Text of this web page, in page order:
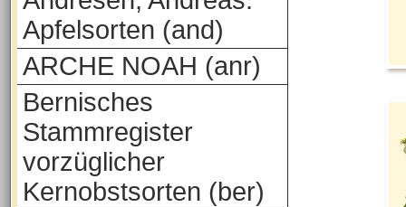
Apfelsorten (and)
ARCHE NOAH (anr)
Bernisches
Stammregister
vorzüglicher
Kernobstsorten (ber)